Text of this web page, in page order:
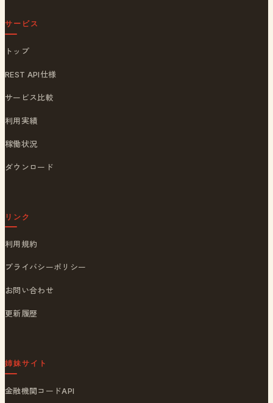
サービス
トップ
REST API仕様
サービス比較
利用実績
稼働状況
ダウンロード
リンク
利用規約
プライバシーポリシー
お問い合わせ
更新履歴
姉妹サイト
金融機関コードAPI